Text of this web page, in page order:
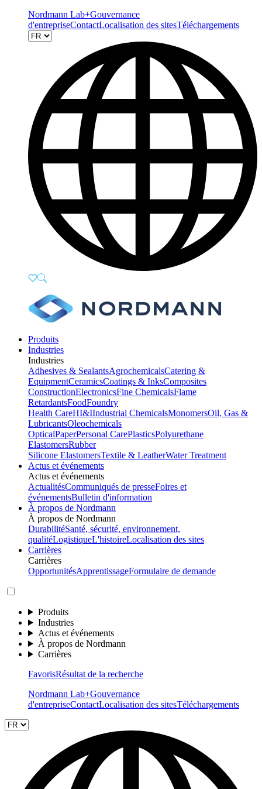
Nordmann Lab+Gouvernance
d'entrepriseContactLocalisation des sitesTéléchargements
Produits
Industries
Industries
Adhesives & SealantsAgrochemicalsCatering &
EquipmentCeramicsCoatings & InksComposites
ConstructionElectronicsFine ChemicalsFlame
RetardantsFoodFoundry
Health CareHI&IIndustrial ChemicalsMonomersOil, Gas &
LubricantsOleochemicals
OpticalPaperPersonal CarePlasticsPolyurethane
ElastomersRubber
Silicone ElastomersTextile & LeatherWater Treatment
Actus et événements
Actus et événements
ActualitésCommuniqués de presseFoires et
événementsBulletin d'information
À propos de Nordmann
À propos de Nordmann
DurabilitéSanté, sécurité, environnement,
qualitéLogistiqueL'histoireLocalisation des sites
Carrières
Carrières
OpportunitésApprentissageFormulaire de demande
Produits
Industries
Actus et événements
À propos de Nordmann
Carrières
FavorisRésultat de la recherche
Nordmann Lab+Gouvernance
d'entrepriseContactLocalisation des sitesTéléchargements